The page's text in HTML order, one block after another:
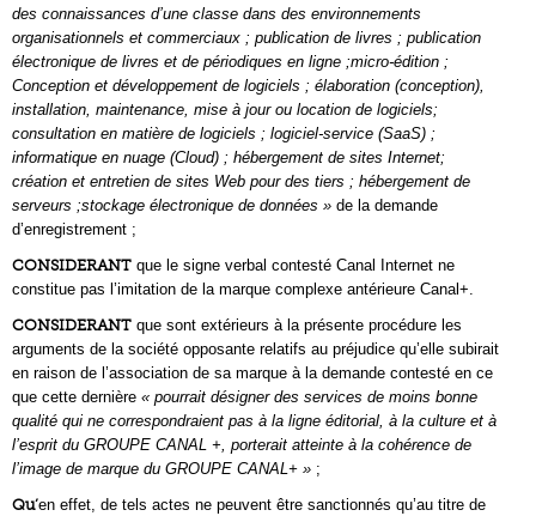
des connaissances d’une classe dans des environnements
organisationnels et commerciaux ; publication de livres ; publication
électronique de livres et de périodiques en ligne ;micro-édition ;
Conception et développement de logiciels ; élaboration (conception),
installation, maintenance, mise à jour ou location de logiciels;
consultation en matière de logiciels ; logiciel-service (SaaS) ;
informatique en nuage (Cloud) ; hébergement de sites Internet;
création et entretien de sites Web pour des tiers ; hébergement de
serveurs ;stockage électronique de données » de la demande
d’enregistrement ;
CONSIDERANT que le signe verbal contesté Canal Internet ne
constitue pas l’imitation de la marque complexe antérieure Canal+.
CONSIDERANT que sont extérieurs à la présente procédure les
arguments de la société opposante relatifs au préjudice qu’elle subirait
en raison de l’association de sa marque à la demande contesté en ce
que cette dernière « pourrait désigner des services de moins bonne
qualité qui ne correspondraient pas à la ligne éditorial, à la culture et à
l’esprit du GROUPE CANAL +, porterait atteinte à la cohérence de
l’image de marque du GROUPE CANAL+ » ;
Qu’en effet, de tels actes ne peuvent être sanctionnés qu’au titre de